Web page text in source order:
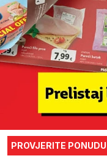
PROVJERITE PONUDU